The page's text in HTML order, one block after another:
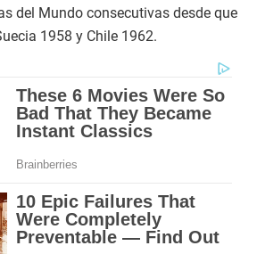
del Mundo consecutivas desde que
1958 y Chile 1962.